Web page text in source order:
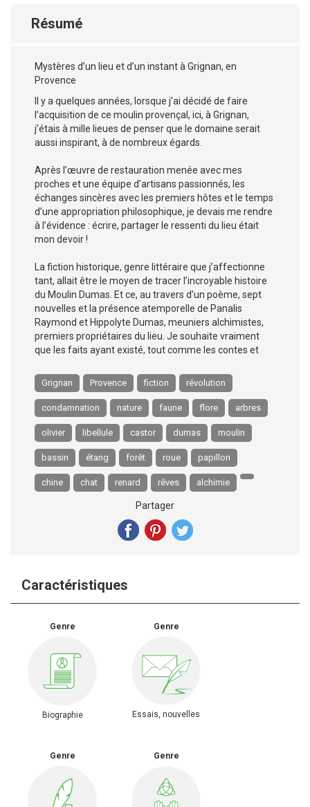
Résumé
Mystères d’un lieu et d’un instant à Grignan, en
Provence
Il y a quelques années, lorsque j’ai décidé de faire
l’acquisition de ce moulin provençal, ici, à Grignan,
j’étais à mille lieues de penser que le domaine serait
aussi inspirant, à de nombreux égards.
Après l’œuvre de restauration menée avec mes
proches et une équipe d’artisans passionnés, les
échanges sincères avec les premiers hôtes et le temps
d’une appropriation philosophique, je devais me rendre
à l’évidence : écrire, partager le ressenti du lieu était
mon devoir !
La fiction historique, genre littéraire que j’affectionne
tant, allait être le moyen de tracer l’incroyable histoire
du Moulin Dumas. Et ce, au travers d’un poème, sept
nouvelles et la présence atemporelle de Panalis
Raymond et Hippolyte Dumas, meuniers alchimistes,
premiers propriétaires du lieu. Je souhaite vraiment
que les faits ayant existé, tout comme les contes et
Grignan Provence fiction révolution
condamnation nature faune flore arbres
olivier libellule castor dumas moulin
bassin étang forêt roue papillon
chine chat renard rêves alchimie
Partager
Caractéristiques
Genre
Biographie
Genre
Essais, nouvelles
Genre Genre